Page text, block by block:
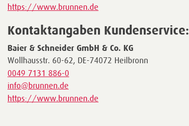
https://www.brunnen.de
Kontaktangaben Kundenservice:
Baier & Schneider GmbH & Co. KG
Wollhausstr. 60-62, DE-74072 Heilbronn
0049 7131 886-0
info@brunnen.de
https://www.brunnen.de